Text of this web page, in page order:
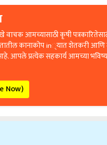
आमच्यासाठी कृषी
कानाकोप in्यात शेतकरी आणि
प्रत्येक सहकार्य आमच्या
Now)